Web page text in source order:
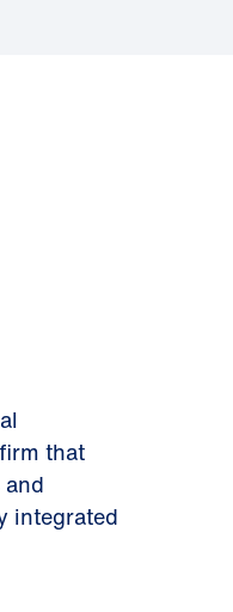
that
integrated